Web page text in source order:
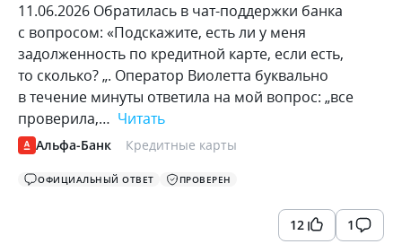
11.06.2026 Обратилась в чат-поддержки банка
с вопросом: «Подскажите, есть ли у меня
задолженность по кредитной карте, если есть,
то сколько? „. Оператор Виолетта буквально
в течение минуты ответила на мой вопрос: „все
проверила,… Читать
Альфа-Банк Кредитные карты
ОФИЦИАЛЬНЫЙ ОТВЕТ ПРОВЕРЕН
12 1